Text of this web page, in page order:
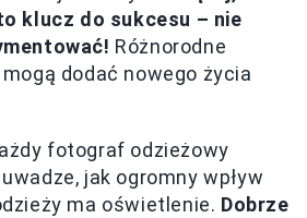
klucz do sukcesu – nie
Różnorodne
mogą dodać nowego życia
fotograf odzieżowy
jak ogromny wpływ
ma oświetlenie. Dobrze